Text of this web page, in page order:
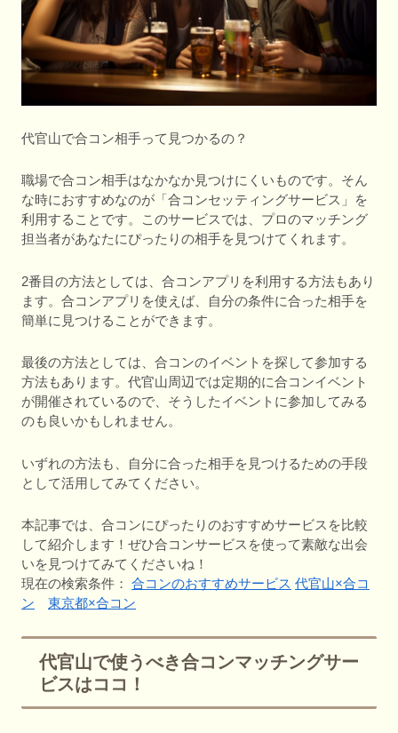
代官山で合コン相手って見つかるの？
職場で合コン相手はなかなか見つけにくいものです。そん
な時におすすめなのが「合コンセッティングサービス」を
利用することです。このサービスでは、プロのマッチング
担当者があなたにぴったりの相手を見つけてくれます。
2番目の方法としては、合コンアプリを利用する方法もあり
ます。合コンアプリを使えば、自分の条件に合った相手を
簡単に見つけることができます。
最後の方法としては、合コンのイベントを探して参加する
方法もあります。代官山周辺では定期的に合コンイベント
が開催されているので、そうしたイベントに参加してみる
のも良いかもしれません。
いずれの方法も、自分に合った相手を見つけるための手段
として活用してみてください。
本記事では、合コンにぴったりのおすすめサービスを比較
して紹介します！ぜひ合コンサービスを使って素敵な出会
いを見つけてみてくださいね！
現在の検索条件： 合コンのおすすめサービス 代官山×合コ
ン
東京都×合コン
代官山で使うべき合コンマッチングサー
ビスはココ！